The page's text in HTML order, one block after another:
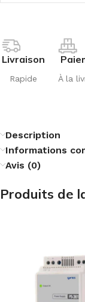
Livraison
Rapide À la
Description
Informations
Avis (0)
Produits de